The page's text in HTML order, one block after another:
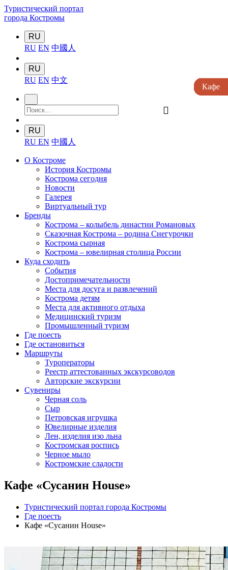
Туристический портал
города Костромы
RU
RU EN 中國人
RU
RU EN 中文
󰍉
RU
RU EN 中國人
О Костроме
История Костромы
Кострома сегодня
Новости
Галерея
Виртуальный тур
Бренды
Кострома – колыбель династии Романовых
Сказочная Кострома – родина Снегурочки
Кострома сырная
Кострома – ювелирная столица России
Куда сходить
События
Достопримечательности
Места для досуга и развлечений
Кострома детям
Места для активного отдыха
Медицинский туризм
Промышленный туризм
Где поесть
Где остановиться
Маршруты
Туроператоры
Реестр аттестованных экскурсоводов
Авторские экскурсии
Сувениры
Черная соль
Сыр
Петровская игрушка
Ювелирные изделия
Лен, изделия изо льна
Костромская роспись
Черное мыло
Костромские сладости
Кафе «Сусанин House»
Туристический портал города Костромы
Где поесть
Кафе «Сусанин House»
Кафе
Кафе
Кафе
Кафе
Кафе